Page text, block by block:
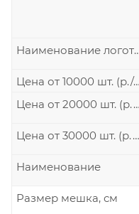
Цена от 10000 шт. (р./шт.)
Цена от 20000 шт. (р./шт.)
Цена от 30000 шт. (р./шт.)
Наименование
Размер мешка, см